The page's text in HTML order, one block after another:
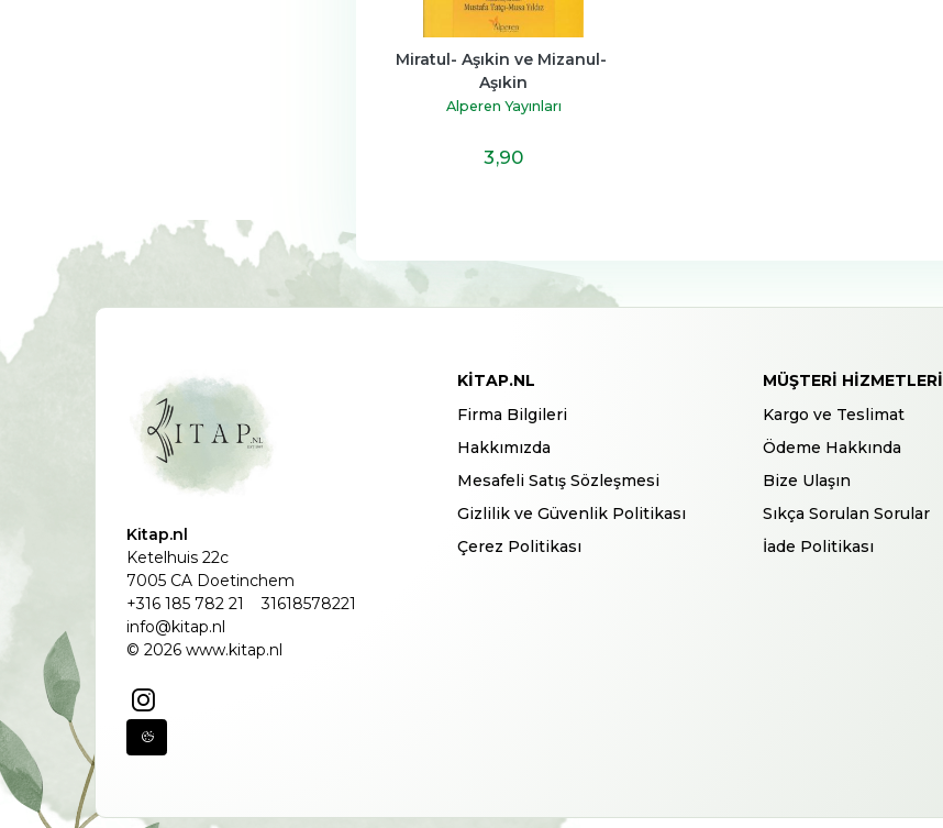
Miratul- Aşıkin ve Mizanul-
Aşıkin
Alperen Yayınları
3,90
Kitap.nl
Ketelhuis 22c
7005 CA Doetinchem
+316 185 782 21
31618578221
info@kitap.nl
© 2026 www.kitap.nl
KITAP.NL
Firma Bilgileri
Hakkımızda
Mesafeli Satış Sözleşmesi
Gizlilik ve Güvenlik Politikası
Çerez Politikası
MÜŞTERI HIZMETLERI
Kargo ve Teslimat
Ödeme Hakkında
Bize Ulaşın
Sıkça Sorulan Sorular
İade Politikası